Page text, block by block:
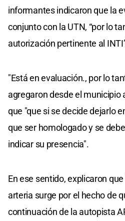
informantes indicaron que la
conjunto con la UTN, “por lo
autorización pertinente al
"Está en evaluación., por lo
agregaron desde el municipio
que "que si se decide dejarlo
que ser homologado y se
indicar su presencia".
En ese sentido, explicaron
arteria surge por el hecho de
continuación de la autopista